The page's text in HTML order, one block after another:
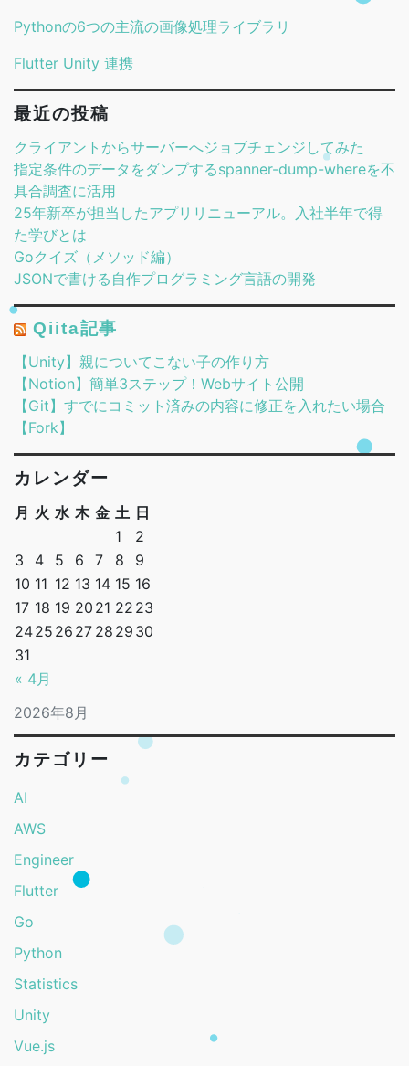
Pythonの6つの主流の画像処理ライブラリ
Flutter Unity 連携
最近の投稿
クライアントからサーバーへジョブチェンジしてみた
指定条件のデータをダンプするspanner-dump-whereを不
具合調査に活用
25年新卒が担当したアプリリニューアル。入社半年で得
た学びとは
Goクイズ（メソッド編）
JSONで書ける自作プログラミング言語の開発
Qiita記事
【Unity】親についてこない子の作り方
【Notion】簡単3ステップ！Webサイト公開
【Git】すでにコミット済みの内容に修正を入れたい場合
【Fork】
カレンダー
2026年8月
月 火 水 木 金 土 日
« 4月
1
2
3
4 5 6 7 8
9
10 11 12 13 14 15 16
17 18 19 20 21 22 23
2425 26 27 28 29 30
31
カテゴリー
AI
AWS
Engineer
Flutter
Go
Python
Statistics
Unity
Vue.js